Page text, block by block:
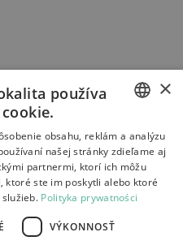
POLISH
CZECH
×
používa
obsahu, reklám a analýzu
našej stránky zdieľame aj
partnermi, ktorí ich môžu
ktoré ste im poskytli alebo ktoré
Polityka prywatności
VÝKONNOSŤ